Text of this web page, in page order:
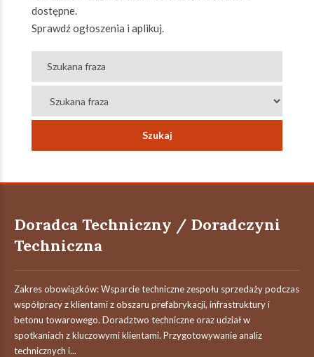
dostępne.
Sprawdź ogłoszenia i aplikuj.
Doradca Techniczny / Doradczyni
Techniczna
Zakres obowiązków: Wsparcie techniczne zespołu sprzedaży podczas
współpracy z klientami z obszaru prefabrykacji, infrastruktury i
betonu towarowego. Doradztwo techniczne oraz udział w
spotkaniach z kluczowymi klientami. Przygotowywanie analiz
technicznych i...